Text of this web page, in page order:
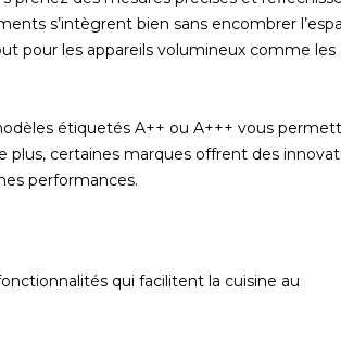
s’intègrent bien sans encombrer
pour les appareils volumineux comme les
étiquetés A++ ou A+++ vous
certaines marques offrent des
performances.
qui facilitent la cuisine au